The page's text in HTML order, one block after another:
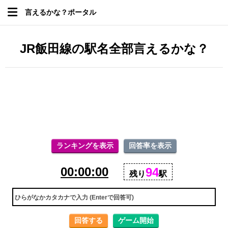
言えるかな？ポータル
JR飯田線の駅名全部言えるかな？
ランキングを表示 回答率を表示
00:00:00 残り94駅